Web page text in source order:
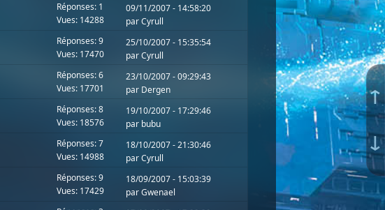
↑
↓
Réponses: 1
Vues: 14288
09/11/2007 - 14:58:20
parCyrull
Réponses: 9
Vues: 17470
25/10/2007 - 15:35:54
parCyrull
Réponses: 6
Vues: 17701
23/10/2007 - 09:29:43
par Dergen
Réponses: 8
Vues: 18576
19/10/2007 - 17:29:46
par bubu
Réponses: 7
Vues: 14988
18/10/2007 - 21:30:46
parCyrull
Réponses: 9
Vues: 17429
18/09/2007 - 15:03:39
parGwenael